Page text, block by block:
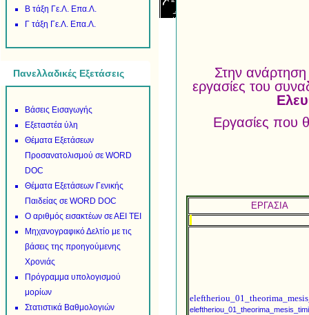
Β τάξη Γε.Λ. Επα.Λ.
Γ τάξη Γε.Λ. Επα.Λ.
Πανελλαδικές Εξετάσεις
Βάσεις Εισαγωγής
Εξεταστέα ύλη
Θέματα Εξετάσεων
Προσανατολισμού σε WORD
DOC
Θέματα Εξετάσεων Γενικής
Παιδείας σε WORD DOC
Ο αριθμός εισακτέων σε ΑΕΙ ΤΕΙ
Μηχανογραφικό Δελτίο με τις
βάσεις της προηγούμενης
Χρονιάς
Πρόγραμμα υπολογισμού
μορίων
Στατιστικά Βαθμολογιών
Στην
εργασίες του
Εργασίες που
ΕΡΓΑΣΙΑ